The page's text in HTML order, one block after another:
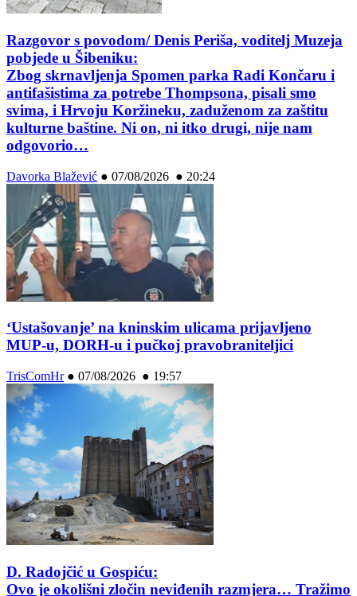
Razgovor s povodom/ Denis Periša, voditelj Muzeja
pobjede u Šibeniku:
Zbog skrnavljenja Spomen parka Radi Končaru i
antifašistima za potrebe Thompsona, pisali smo
svima, i Hrvoju Koržineku, zaduženom za zaštitu
kulturne baštine. Ni on, ni itko drugi, nije nam
odgovorio…
Davorka Blažević ● 07/08/2026 ● 20:24
‘Ustašovanje’ na kninskim ulicama prijavljeno
MUP-u, DORH-u i pučkoj pravobraniteljici
TrisComHr● 07/08/2026 ● 19:57
D. Radojčić u Gospiću:
Ovo je okolišni zločin neviđenih razmjera… Tražimo